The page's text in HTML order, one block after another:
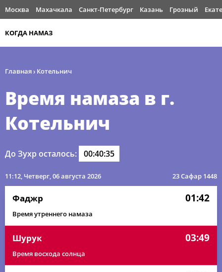
Москва Махачкала Санкт-Петербург Казань Грозный
КОГДА НАМАЗ
Главная› Котельнич
Время намаза в г.
Котельнич
До Зухр осталось: 00:40:35
11:12, Четверг, 06 августа 2026 23 Сафар 1448
Фаджр 01:42
Время утреннего намаза
Шурук 03:49
Время восхода солнца